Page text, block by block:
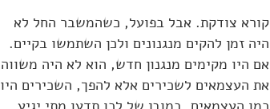
קורא צודקת. אבל בפועל, כשהמשבר החל לא
היה זמן להקים מנגנונים ולכן השתמשו בקיים.
אם היו מקימים מנגנון חדש, הוא לא היה משווה
את העצמאים לשכירים אלא להפך, השכירים היו